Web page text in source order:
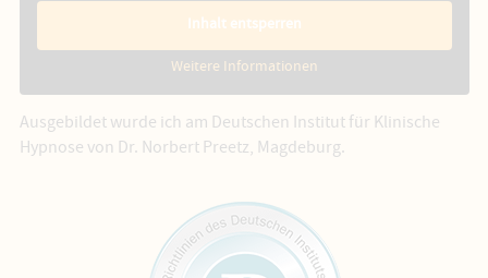
Inhalt entsperren
Weitere Informationen
Ausgebildet wurde ich am Deutschen Institut für Klinische
Hypnose von Dr. Norbert Preetz, Magdeburg.